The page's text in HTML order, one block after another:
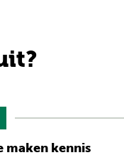
maken kennis